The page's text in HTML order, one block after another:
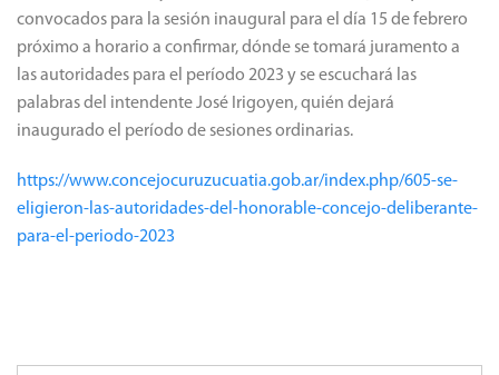
convocados para la sesión inaugural para el día 15 de febrero
próximo a horario a confirmar, dónde se tomará juramento a
las autoridades para el período 2023 y se escuchará las
palabras del intendente José Irigoyen, quién dejará
inaugurado el período de sesiones ordinarias.
https://www.concejocuruzucuatia.gob.ar/index.php/605-se-
eligieron-las-autoridades-del-honorable-concejo-deliberante-
para-el-periodo-2023